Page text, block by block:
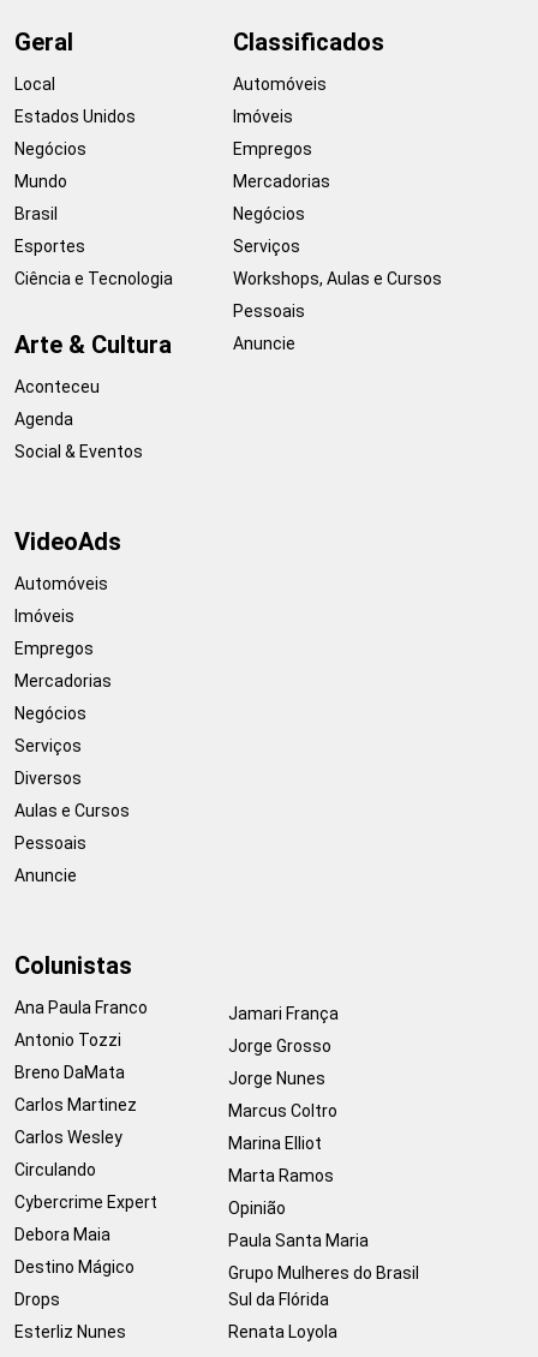
Geral
Local
Estados Unidos
Negócios
Mundo
Brasil
Esportes
Ciência e Tecnologia
Arte & Cultura
Aconteceu
Agenda
Social & Eventos
Classificados
Automóveis
Imóveis
Empregos
Mercadorias
Negócios
Serviços
Workshops, Aulas e Cursos
Pessoais
Anuncie
VideoAds
Automóveis
Imóveis
Empregos
Mercadorias
Negócios
Serviços
Diversos
Aulas e Cursos
Pessoais
Anuncie
Colunistas
Ana Paula Franco
Antonio Tozzi
Breno DaMata
Carlos Martinez
Carlos Wesley
Circulando
Cybercrime Expert
Debora Maia
Destino Mágico
Drops
Esterliz Nunes
Jamari França
Jorge Grosso
Jorge Nunes
Marcus Coltro
Marina Elliot
Marta Ramos
Opinião
Paula Santa Maria
Grupo Mulheres do Brasil
Sul da Flórida
Renata Loyola